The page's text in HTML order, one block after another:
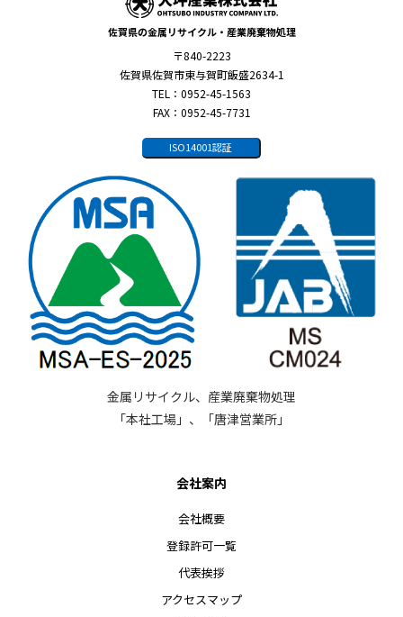
佐賀県の金属リサイクル・産業廃棄物処理
〒840-2223
佐賀県佐賀市東与賀町飯盛2634-1
TEL：0952-45-1563
FAX：0952-45-7731
ISO14001認証
金属リサイクル、産業廃棄物処理
「本社工場」、「唐津営業所」
会社案内
会社概要
登録許可一覧
代表挨拶
アクセスマップ